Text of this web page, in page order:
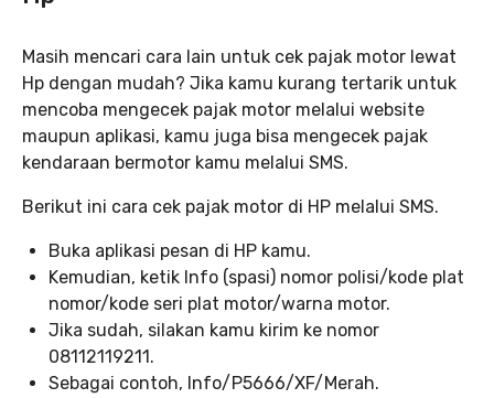
Masih mencari cara lain untuk cek pajak motor lewat
Hp dengan mudah? Jika kamu kurang tertarik untuk
mencoba mengecek pajak motor melalui website
maupun aplikasi, kamu juga bisa mengecek pajak
kendaraan bermotor kamu melalui SMS.
Berikut ini cara cek pajak motor di HP melalui SMS.
Buka aplikasi pesan di HP kamu.
Kemudian, ketik Info (spasi) nomor polisi/kode plat
nomor/kode seri plat motor/warna motor.
Jika sudah, silakan kamu kirim ke nomor
08112119211.
Sebagai contoh, Info/P5666/XF/Merah.